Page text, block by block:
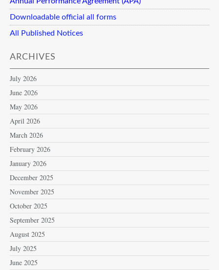
Downloadable official all forms
All Published Notices
ARCHIVES
July 2026
June 2026
May 2026
April 2026
March 2026
February 2026
January 2026
December 2025
November 2025
October 2025
September 2025
August 2025
July 2025
June 2025